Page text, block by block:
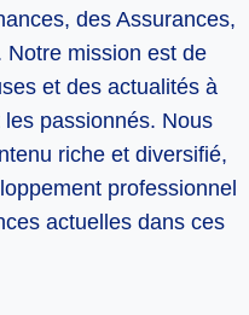
des Assurances,
Notre mission est de
et des actualités à
passionnés. Nous
riche et diversifié,
professionnel
actuelles dans ces